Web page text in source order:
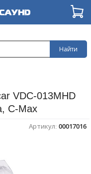
Найти
VDC-013MHD
C-Max
Артикул: 00017016